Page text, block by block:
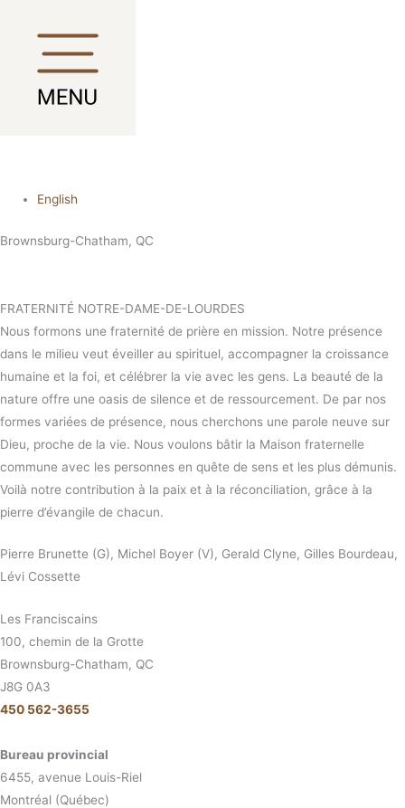
contenu
English
Brownsburg-Chatham, QC
FRATERNITÉ NOTRE-DAME-DE-LOURDES
Nous formons une fraternité de prière en mission. Notre présence
dans le milieu veut éveiller au spirituel, accompagner la croissance
humaine et la foi, et célébrer la vie avec les gens. La beauté de la
nature offre une oasis de silence et de ressourcement. De par nos
formes variées de présence, nous cherchons une parole neuve sur
Dieu, proche de la vie. Nous voulons bâtir la Maison fraternelle
commune avec les personnes en quête de sens et les plus démunis.
Voilà notre contribution à la paix et à la réconciliation, grâce à la
pierre d’évangile de chacun.
Pierre Brunette (G), Michel Boyer (V), Gerald Clyne, Gilles Bourdeau,
Lévi Cossette
Les Franciscains
100, chemin de la Grotte
Brownsburg-Chatham, QC
J8G 0A3
450 562-3655
Bureau provincial
6455, avenue Louis-Riel
Montréal (Québec)